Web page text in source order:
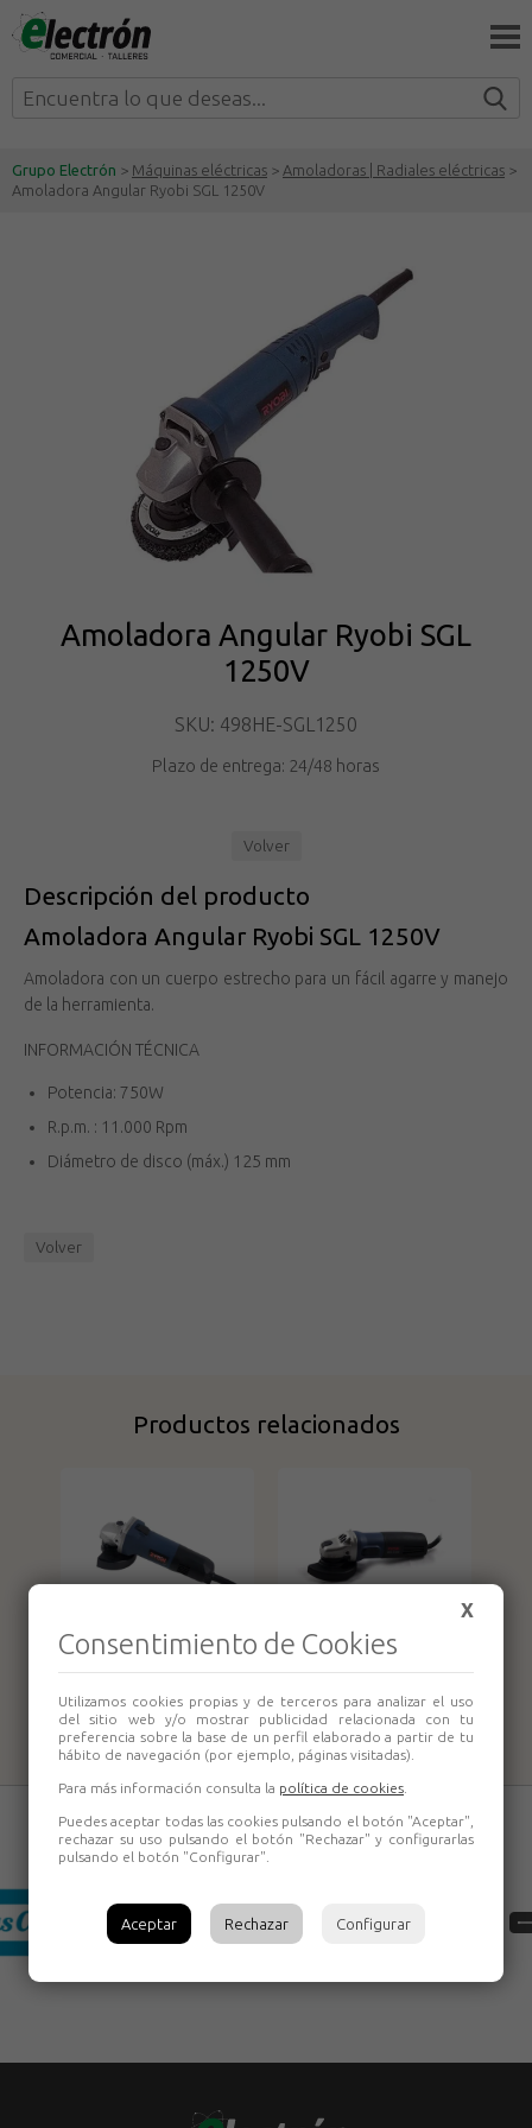
Grupo Electrón > Máquinas eléctricas > Amoladoras | Radiales eléctricas >
Amoladora Angular Ryobi SGL 1250V
Amoladora Angular Ryobi SGL
1250V
SKU: 498HE-SGL1250
Plazo de entrega: 24/48 horas
Volver
Descripción del producto
Amoladora Angular Ryobi SGL 1250V
Amoladora con un cuerpo estrecho para un fácil agarre y manejo
de la herramienta.
INFORMACIÓN TÉCNICA
Potencia: 750W
R.p.m. : 11.000 Rpm
Diámetro de disco (máx.) 125 mm
Volver
Productos relacionados
Amoladora
Angular Ryobi G-
Amoladora
Angular Ryobi SG
X
Consentimiento de Cookies
Utilizamos cookies propias y de terceros para analizar el uso
del sitio web y/o mostrar publicidad relacionada con tu
preferencia sobre la base de un perfil elaborado a partir de tu
hábito de navegación (por ejemplo, páginas visitadas).
Para más información consulta la política de cookies
Puedes aceptar todas las cookies pulsando el botón "Aceptar",
rechazar su uso pulsando el botón "Rechazar" y configurarlas
pulsando el botón "Configurar".
Aceptar Rechazar Configurar